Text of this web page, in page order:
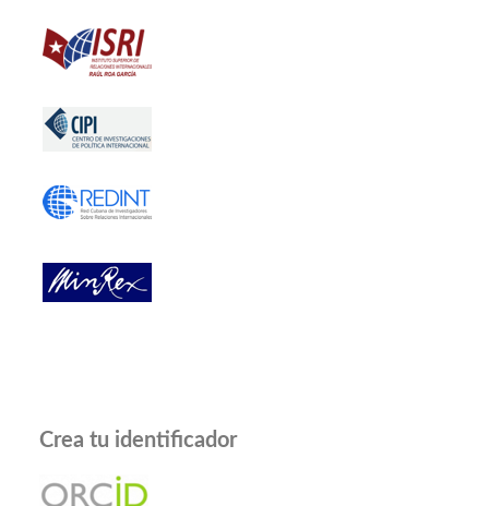
Crea tu identificador